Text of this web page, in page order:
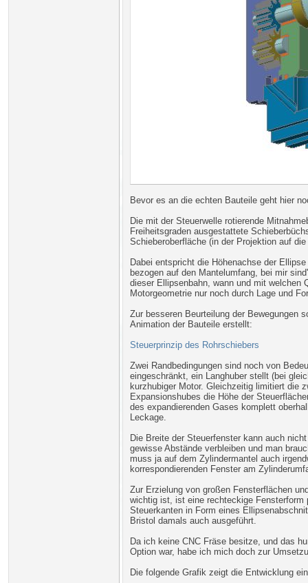
Bevor es an die echten Bauteile geht hier
Die mit der Steuerwelle rotierende
Freiheitsgraden ausgestattete
Schieberoberfläche (in der Projektion auf
Dabei entspricht die Höhenachse der
bezogen auf den Mantelumfang, bei mir
dieser Ellipsenbahn, wann und mit welchen
Motorgeometrie nur noch durch Lage und
Zur besseren Beurteilung der Bewegungen
Animation der Bauteile erstellt:
Steuerprinzip des Rohrschiebers
Zwei Randbedingungen sind noch von
eingeschränkt, ein Langhuber stellt (bei
kurzhubiger Motor. Gleichzeitig limitiert die
Expansionshubes die Höhe der
des expandierenden Gases komplett
Leckage.
Die Breite der Steuerfenster kann auch
gewisse Abstände verbleiben und man
muss ja auf dem Zylindermantel auch
korrespondierenden Fenster am
Zur Erzielung von großen Fensterflächen
wichtig ist, ist eine rechteckige Fensterform
Steuerkanten in Form eines
Bristol damals auch ausgeführt.
Da ich keine CNC Fräse besitze, und das
Option war, habe ich mich doch zur
Die folgende Grafik zeigt die Entwicklung